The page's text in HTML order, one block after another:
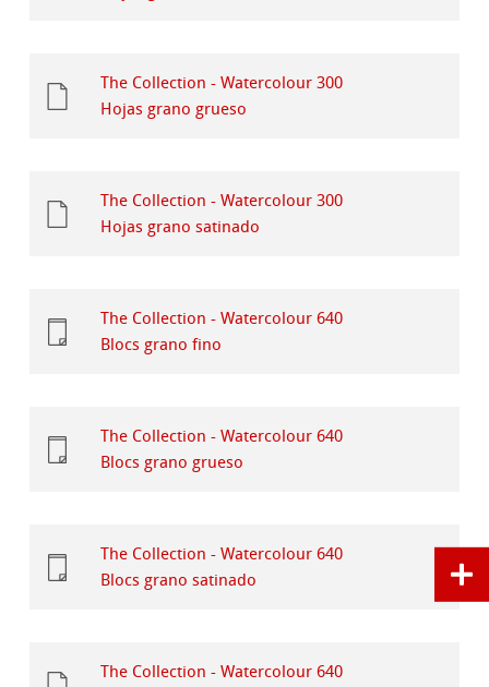
The Collection - Watercolour 300
Hojas grano grueso
The Collection - Watercolour 300
Hojas grano satinado
The Collection - Watercolour 640
Blocs grano fino
The Collection - Watercolour 640
Blocs grano grueso
The Collection - Watercolour 640
Blocs grano satinado
The Collection - Watercolour 640